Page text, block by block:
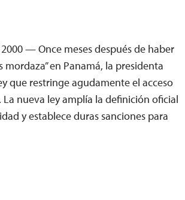
— Once meses después de haber
en Panamá, la presidenta
que restringe agudamente el acceso
nueva ley amplía la definición oficial
y establece duras sanciones para